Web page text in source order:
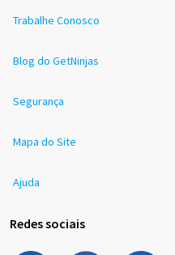
Trabalhe Conosco
Blog do GetNinjas
Segurança
Mapa do Site
Ajuda
Redes sociais